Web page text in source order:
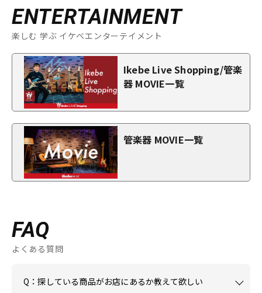
ENTERTAINMENT
楽しむ 学ぶ イケベエンターテイメント
Ikebe Live Shopping/管楽
器 MOVIE一覧
管楽器 MOVIE一覧
FAQ
よくある質問
Q：探している商品がお店にあるか教えて欲しい